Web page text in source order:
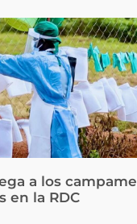
a los
en la RDC